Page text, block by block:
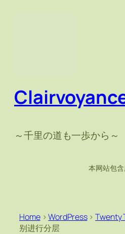
～千里の道も一歩から～
本网站包
Home>WordPress>Twenty
别进行分层